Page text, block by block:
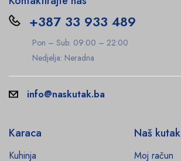
+387 33 933 489
Pon – Sub: 09:00 – 22:00
Nedjelja: Neradna
info@naskutak.ba
Karaca
Kuhinja
Naš kutak
Moj račun